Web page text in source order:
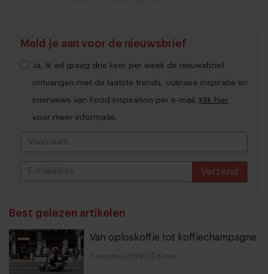
Meld je aan voor de nieuwsbrief
Ja, ik wil graag drie keer per week de nieuwsbrief
ontvangen met de laatste trends, culinaire inspiratie en
interviews van Food Inspiration per e-mail. Klik hier
voor meer informatie.
Verzend
Best gelezen artikelen
Van oploskoffie tot koffiechampagne
7 augustus 2026 6 min